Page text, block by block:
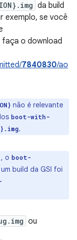
da build
exemplo, se você
faça o download
7840830/ao
não é relevante
boot-with-
.
o boot-
um build da GSI foi
ou